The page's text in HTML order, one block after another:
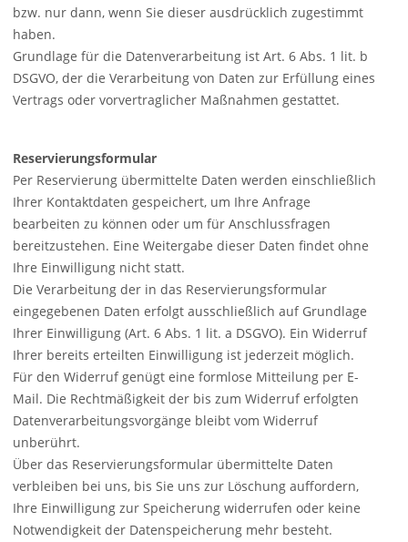
bzw. nur dann, wenn Sie dieser ausdrücklich zugestimmt
haben.
Grundlage für die Datenverarbeitung ist Art. 6 Abs. 1 lit. b
DSGVO, der die Verarbeitung von Daten zur Erfüllung eines
Vertrags oder vorvertraglicher Maßnahmen gestattet.
Reservierungsformular
Per Reservierung übermittelte Daten werden einschließlich
Ihrer Kontaktdaten gespeichert, um Ihre Anfrage
bearbeiten zu können oder um für Anschlussfragen
bereitzustehen. Eine Weitergabe dieser Daten findet ohne
Ihre Einwilligung nicht statt.
Die Verarbeitung der in das Reservierungsformular
eingegebenen Daten erfolgt ausschließlich auf Grundlage
Ihrer Einwilligung (Art. 6 Abs. 1 lit. a DSGVO). Ein Widerruf
Ihrer bereits erteilten Einwilligung ist jederzeit möglich.
Für den Widerruf genügt eine formlose Mitteilung per E-
Mail. Die Rechtmäßigkeit der bis zum Widerruf erfolgten
Datenverarbeitungsvorgänge bleibt vom Widerruf
unberührt.
Über das Reservierungsformular übermittelte Daten
verbleiben bei uns, bis Sie uns zur Löschung auffordern,
Ihre Einwilligung zur Speicherung widerrufen oder keine
Notwendigkeit der Datenspeicherung mehr besteht.